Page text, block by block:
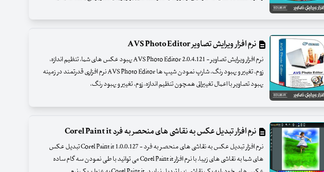
نرم افزار ویرایش تصاویر AVS Photo Editor
نرم افزار ویرایش تصاویر - AVS Photo Editor 2.0.4.121 بهبود عکس های شما، تنظیم اندازه،
زوم، تغییر و بهبود رنگ، شارپ نمودن شیپ ها AVS Photo Editor نرم افزاری قدرتمند در زمینه
بهبود تصاویر با اعمال تغییراتی همچون تنظیم اندازه، زوم، تغییر و بهبود رنگ،
نرم افزار تبدیل عکس به نقاشی های منحصر به فرد Corel Paint it
نرم افزار تبدیل عکس به نقاشی های منحصر به فرد - Corel Paint it 1.0.0.127 تبدیل عکس
های شما به نقاشی های زیبا. با نرم افزار Corel Paint it می توانید با طی نمودن سه گام ساده